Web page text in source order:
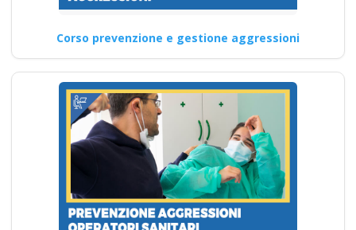
Corso prevenzione e gestione aggressioni